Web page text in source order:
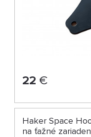
22 €
Haker Space
na ťažné